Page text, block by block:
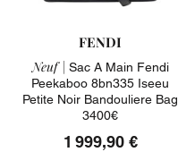
FENDI
Neuf | Sac A Main Fendi
Peekaboo 8bn335 Iseeu
Petite Noir Bandouliere Bag
3400€
1 999,90 €